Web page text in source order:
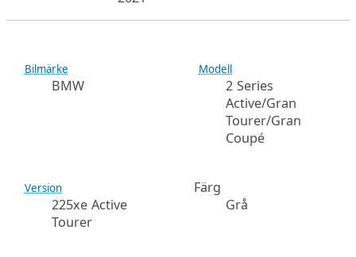
Bilmärke
BMW
Modell
2 Series
Active/Gran
Tourer/Gran
Coupé
Version
225xe Active
Tourer
Färg
Grå